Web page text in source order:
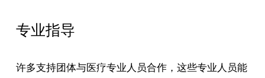
专业指导
许多支持团体与医疗专业人员合作，这些专业人员能